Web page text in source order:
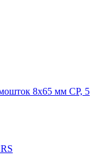
8х65 мм CP, 5